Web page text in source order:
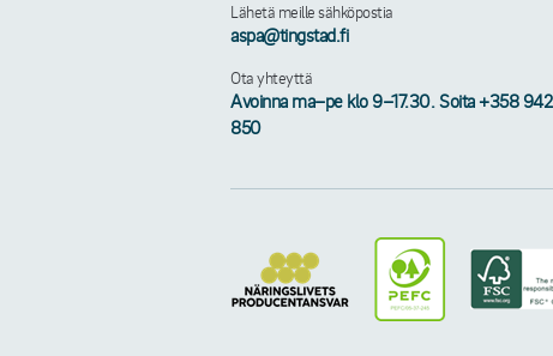
Lähetä meille sähköpostia
aspa@tingstad.fi
Ota yhteyttä
Avoinna ma–pe klo 9–17.30. Soita +358
850